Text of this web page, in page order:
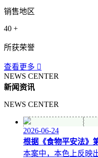
销售地区
40 +
所获荣誉
查看更多 
NEWS CENTER
新闻资讯
NEWS CENTER
2026-06-24
根据《食物平安法》
本案中，本色上反映